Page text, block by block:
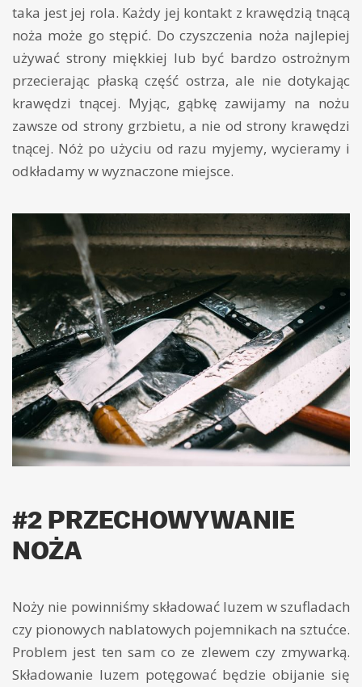
taka jest jej rola. Każdy jej kontakt z krawędzią tnącą
noża może go stępić. Do czyszczenia noża najlepiej
używać strony miękkiej lub być bardzo ostrożnym
przecierając płaską część ostrza, ale nie dotykając
krawędzi tnącej. Myjąc, gąbkę zawijamy na nożu
zawsze od strony grzbietu, a nie od strony krawędzi
tnącej. Nóż po użyciu od razu myjemy, wycieramy i
odkładamy w wyznaczone miejsce.
#2 PRZECHOWYWANIE
NOŻA
Noży nie powinniśmy składować luzem w szufladach
czy pionowych nablatowych pojemnikach na sztućce.
Problem jest ten sam co ze zlewem czy zmywarką.
Składowanie luzem potęgować będzie obijanie się